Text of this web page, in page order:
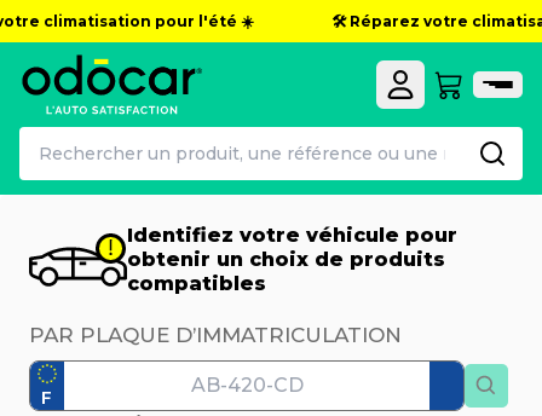
climatisation pour l'été ☀️ 🛠️ Réparez votre
Identifiez votre véhicule pour
obtenir un choix de produits
compatibles
PAR PLAQUE D’IMMATRICULATION
F